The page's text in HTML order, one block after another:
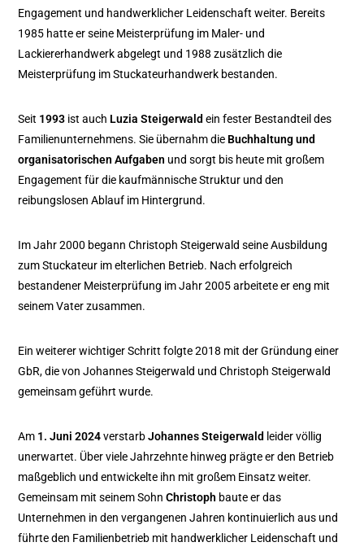
Engagement und handwerklicher Leidenschaft weiter. Bereits
1985 hatte er seine Meisterprüfung im Maler- und
Lackiererhandwerk abgelegt und 1988 zusätzlich die
Meisterprüfung im Stuckateurhandwerk bestanden.
Seit 1993 ist auch Luzia Steigerwald ein fester Bestandteil des
Familienunternehmens. Sie übernahm die Buchhaltung und
organisatorischen Aufgaben und sorgt bis heute mit großem
Engagement für die kaufmännische Struktur und den
reibungslosen Ablauf im Hintergrund.
Im Jahr 2000 begann Christoph Steigerwald seine Ausbildung
zum Stuckateur im elterlichen Betrieb. Nach erfolgreich
bestandener Meisterprüfung im Jahr 2005 arbeitete er eng mit
seinem Vater zusammen.
Ein weiterer wichtiger Schritt folgte 2018 mit der Gründung einer
GbR, die von Johannes Steigerwald und Christoph Steigerwald
gemeinsam geführt wurde.
Am 1. Juni 2024verstarbJohannes Steigerwald leider völlig
unerwartet. Über viele Jahrzehnte hinweg prägte er den Betrieb
maßgeblich und entwickelte ihn mit großem Einsatz weiter.
Gemeinsam mit seinem SohnChristoph baute er das
Unternehmen in den vergangenen Jahren kontinuierlich aus und
führte den Familienbetrieb mit handwerklicher Leidenschaft und